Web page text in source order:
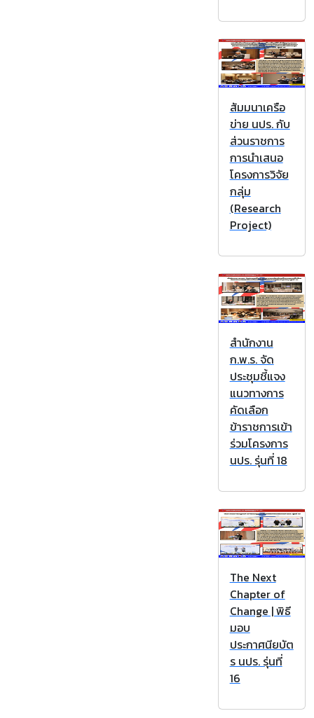
สัมมนาเครือ
ข่าย นปร. กับ
ส่วนราชการ
การนำเสนอ
โครงการวิจัย
กลุ่ม
(Research
Project)
สำนักงาน
ก.พ.ร. จัด
ประชุมชี้แจง
แนวทางการ
คัดเลือก
ข้าราชการเข้า
ร่วมโครงการ
นปร. รุ่นที่ 18
The Next
Chapter of
Change | พิธี
มอบ
ประกาศนียบัต
ร นปร. รุ่นที่
16